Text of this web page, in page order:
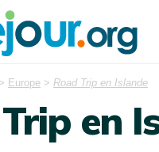
> Europe > Road Trip en Islande
en